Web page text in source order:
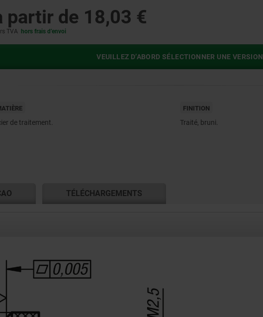
partir de 18,03 €
TVA hors frais d’envoi
VEUILLEZ D’ABORD SÉLECTIONNER UNE VERSION
de traitement.
FINITION
Traité, bruni.
TÉLÉCHARGEMENTS